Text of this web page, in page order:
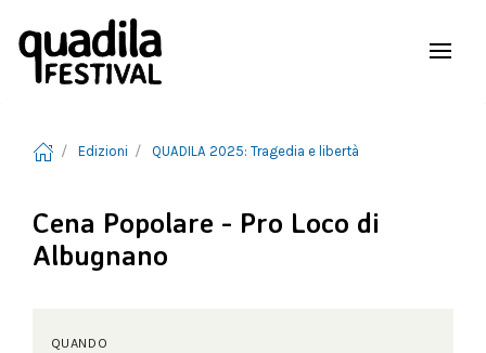
Edizioni QUADILA 2025: Tragedia e libertà
Cena Popolare - Pro Loco di
Albugnano
QUANDO